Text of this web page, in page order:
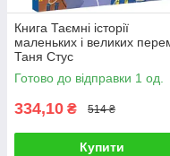
Книга Таємні історії
маленьких і великих
Таня Стус
Готово до відправки 1 од.
334,10 ₴ 514 ₴
Купити